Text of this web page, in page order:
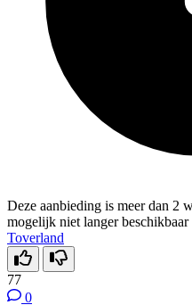
Deze aanbieding is meer dan 2
mogelijk niet langer beschikbaar
Toverland
77
0